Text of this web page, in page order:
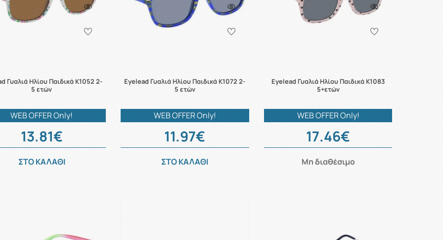
Γυαλιά Ηλίου Παιδικά K1052 2-
5 ετών
WEB OFFER Only!
13.81€
ΣΤΟ ΚΑΛΑΘΙ
Eyelead Γυαλιά Ηλίου Παιδικά K1072 2-
5 ετών
WEB OFFER Only!
11.97€
ΣΤΟ ΚΑΛΑΘΙ
Eyelead Γυαλιά Ηλίου Παιδικά K1083
5+ετών
WEB OFFER Only!
17.46€
Μη διαθέσιμο